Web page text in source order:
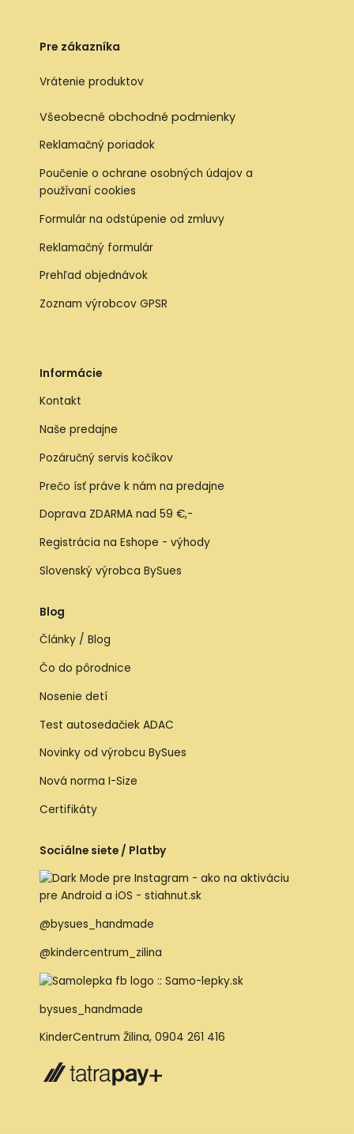
Pre zákazníka
Vrátenie produktov
Všeobecné obchodné podmienky
Reklamačný poriadok
Poučenie o ochrane osobných údajov a
používaní cookies
Formulár na odstúpenie od zmluvy
Reklamačný formulár
Prehľad objednávok
Zoznam výrobcov GPSR
Informácie
Kontakt
Naše predajne
Pozáručný servis kočíkov
Prečo ísť práve k nám na predajne
Doprava ZDARMA nad 59 €,-
Registrácia na Eshope - výhody
Slovenský výrobca BySues
Blog
Články / Blog
Čo do pôrodnice
Nosenie detí
Test autosedačiek ADAC
Novinky od výrobcu BySues
Nová norma I-Size
Certifikáty
Sociálne siete / Platby
@bysues_handmade
@kindercentrum_zilina
bysues_handmade
KinderCentrum Žilina, 0904 261 416